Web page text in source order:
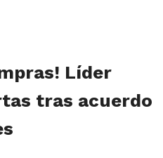
Líder
tras acuerdo